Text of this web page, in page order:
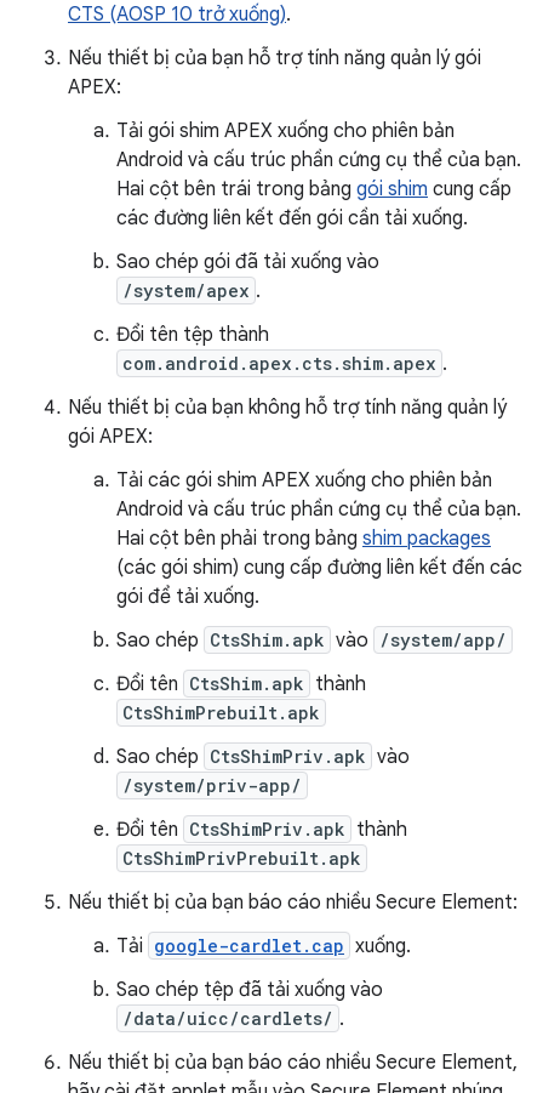
CTS (AOSP 10 trở xuống).
Nếu thiết bị của bạn hỗ trợ tính năng quản lý gói
APEX:
Tải gói shim APEX xuống cho phiên bản
Android và cấu trúc phần cứng cụ thể của bạn.
Hai cột bên trái trong bảng gói shim cung cấp
các đường liên kết đến gói cần tải xuống.
Sao chép gói đã tải xuống vào
/system/apex .
Đổi tên tệp thành
com.android.apex.cts.shim.apex .
Nếu thiết bị của bạn không hỗ trợ tính năng quản lý
gói APEX:
Tải các gói shim APEX xuống cho phiên bản
Android và cấu trúc phần cứng cụ thể của bạn.
Hai cột bên phải trong bảng shim packages
(các gói shim) cung cấp đường liên kết đến các
gói để tải xuống.
Sao chép CtsShim.apk vào /system/app/
Đổi tên CtsShim.apk thành
CtsShimPrebuilt.apk
Sao chép CtsShimPriv.apk vào
/system/priv-app/
Đổi tên CtsShimPriv.apk thành
CtsShimPrivPrebuilt.apk
Nếu thiết bị của bạn báo cáo nhiều Secure Element:
Tải google-cardlet.cap xuống.
Sao chép tệp đã tải xuống vào
/data/uicc/cardlets/ .
Nếu thiết bị của bạn báo cáo nhiều Secure Element,